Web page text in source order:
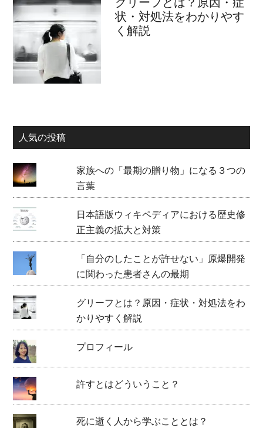
状・対処法をわかりやす
く解説
人気の投稿
家族への「最期の贈り物」になる３つの
言葉
日本語版ウィキペディアにおける歴史修
正主義の拡大と対策
「自分のしたことが許せない」原爆開発
に関わった患者さんの最期
グリーフとは？原因・症状・対処法をわ
かりやすく解説
プロフィール
許すとはどういうこと？
死に逝く人から学ぶこととは？